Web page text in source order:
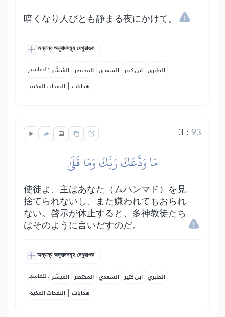
暗くなり人びとも静まる夜にかけて。
অন্যান্য অনুবাদসমূহ দেখুৱাওক
التفاسير: المُيسَّر المختصر السعدي ابن كثير الطبري
النفحات المكية | هدايات
3 :93
مَا وَدَّعَكَ رَبُّكَ وَمَا قَلَىٰ
使徒よ、主はあなた（ムハンマド）を見
捨てられないし、また嫌われてもおられ
ない。啓示が休止すると、多神教徒たち
はそのように言いだすのだ。
অন্যান্য অনুবাদসমূহ দেখুৱাওক
التفاسير: المُيسَّر المختصر السعدي ابن كثير الطبري
النفحات المكية | هدايات